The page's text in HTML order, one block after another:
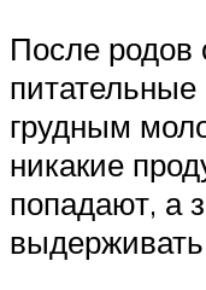
После родов
грудным
никакие
попадают, а
выдерживать